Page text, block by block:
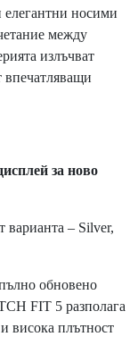
елегантни носими
между
излъчват
впечатляващи
за ново
варианта – Silver,
обновено
FIT 5 разполага
висока плътност